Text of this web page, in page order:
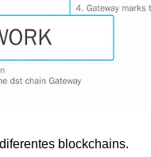
blockchains.